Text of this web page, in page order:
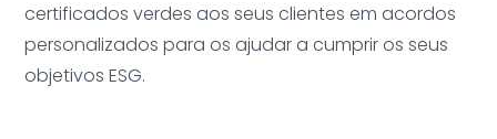
certificados verdes aos seus clientes em acordos
personalizados para os ajudar a cumprir os seus
objetivos ESG.